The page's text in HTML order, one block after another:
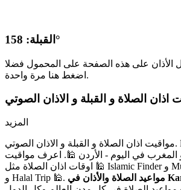
القبلة: 158°
الأذان على هذه الصفحة على المحمول فضلا
اضغط هنا مرة واحدة.
المزيد
مواقيت اذان الصلاة و القبلة و الاذان الصوتي. Karak City: مواقيت
و المغرب في اليوم - الأردن 🕌. اعرف مواقيت
اوقات اذان الصلاة مثل 🕌 Islamic Finder و Muslim Pro و Islamicity
و Halal Trip 🕌. مواعيد الصلاة والأذان في Karak City في يوم